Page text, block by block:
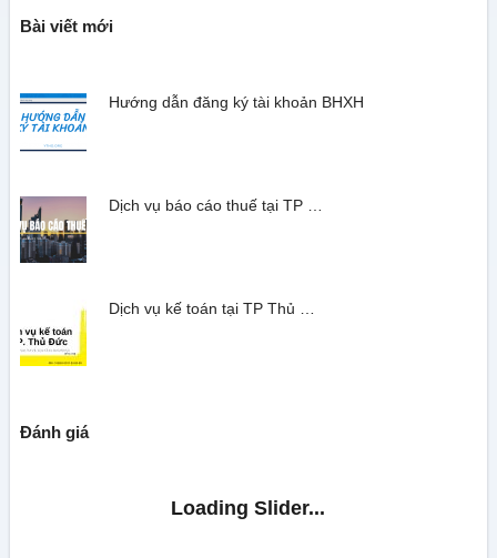
Bài viết mới
Hướng dẫn đăng ký tài khoản BHXH
Dịch vụ báo cáo thuế tại TP …
Dịch vụ kế toán tại TP Thủ …
Đánh giá